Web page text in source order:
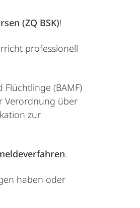
(ZQ BSK)!
professionell
(BAMF)
Verordnung über
zur
.
haben oder